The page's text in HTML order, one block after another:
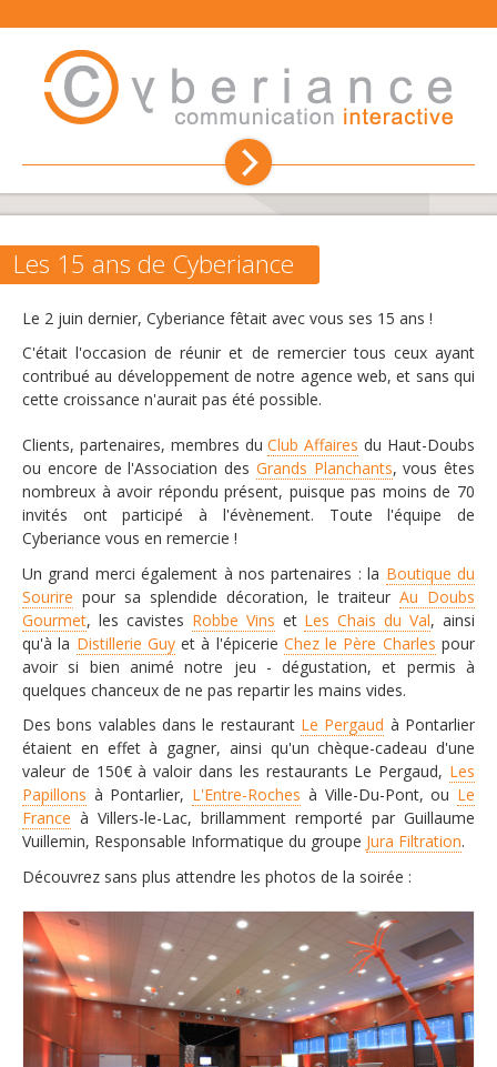
Création de site internet
Hébergement
Référencement
Communication
L'agence web
Contacter l'agence
Les 15 ans de Cyberiance
Le 2 juin dernier, Cyberiance fêtait avec vous ses 15 ans !
C'était l'occasion de réunir et de remercier tous ceux ayant
contribué au développement de notre agence web, et sans qui
cette croissance n'aurait pas été possible.
Clients, partenaires, membres duClub Affaires du Haut-Doubs
ou encore de l'Association des Grands Planchants, vous êtes
nombreux à avoir répondu présent, puisque pas moins de 70
invités ont participé à l'évènement. Toute l'équipe de
Cyberiance vous en remercie !
Un grand merci également à nos partenaires : la Boutique du
Sourire pour sa splendide décoration, le traiteur Au Doubs
Gourmet, les cavistes Robbe Vins et Les Chais du Val, ainsi
qu'à la Distillerie Guyet à l'épicerie Chez le Père Charles pour
avoir si bien animé notre jeu - dégustation, et permis à
quelques chanceux de ne pas repartir les mains vides.
Des bons valables dans le restaurant Le Pergaud à Pontarlier
étaient en effet à gagner, ainsi qu'un chèque-cadeau d'une
valeur de 150€ à valoir dans les restaurants Le Pergaud, Les
Papillons à Pontarlier, L'Entre-Roches à Ville-Du-Pont, ou Le
France à Villers-le-Lac, brillamment remporté par Guillaume
Vuillemin, Responsable Informatique du groupe Jura Filtration.
Découvrez sans plus attendre les photos de la soirée :